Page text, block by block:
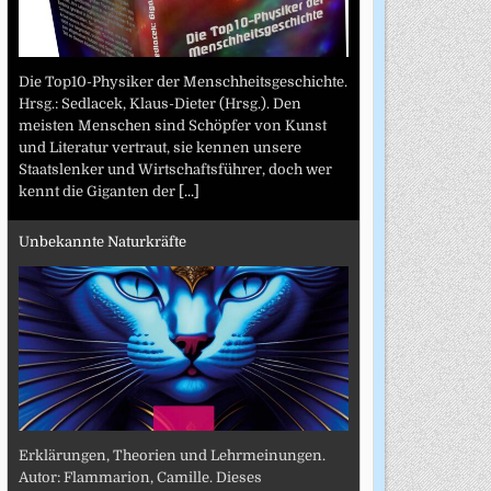
Die Top10-Physiker der Menschheitsgeschichte.
Hrsg.: Sedlacek, Klaus-Dieter (Hrsg.). Den
meisten Menschen sind Schöpfer von Kunst
und Literatur vertraut, sie kennen unsere
Staatslenker und Wirtschaftsführer, doch wer
kennt die Giganten der [...]
Unbekannte Naturkräfte
Erklärungen, Theorien und Lehrmeinungen.
Autor: Flammarion, Camille. Dieses